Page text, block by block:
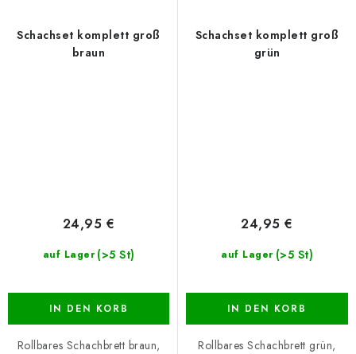
Schachset komplett groß
braun
auf Lager (>5 St)
24,95 €
IN DEN KORB
Rollbares Schachbrett braun,
Schachset komplett groß
grün
auf Lager (>5 St)
24,95 €
IN DEN KORB
Rollbares Schachbrett grün,